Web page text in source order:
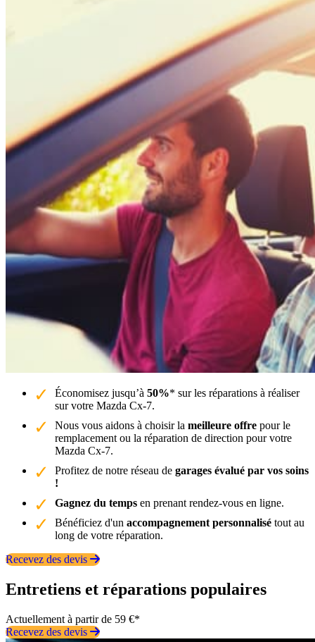
Économisez jusqu’à 50%* sur les réparations à réaliser
sur votre Mazda Cx-7.
Nous vous aidons à choisir la meilleure offre pour le
remplacement ou la réparation de direction pour votre
Mazda Cx-7.
Profitez de notre réseau de garages évalué par vos soins
!
Gagnez du temps en prenant rendez-vous en ligne.
Bénéficiez d'un accompagnement personnalisé tout au
long de votre réparation.
Recevez des devis
Entretiens et réparations populaires
Actuellement à partir de 59 €*
Recevez des devis